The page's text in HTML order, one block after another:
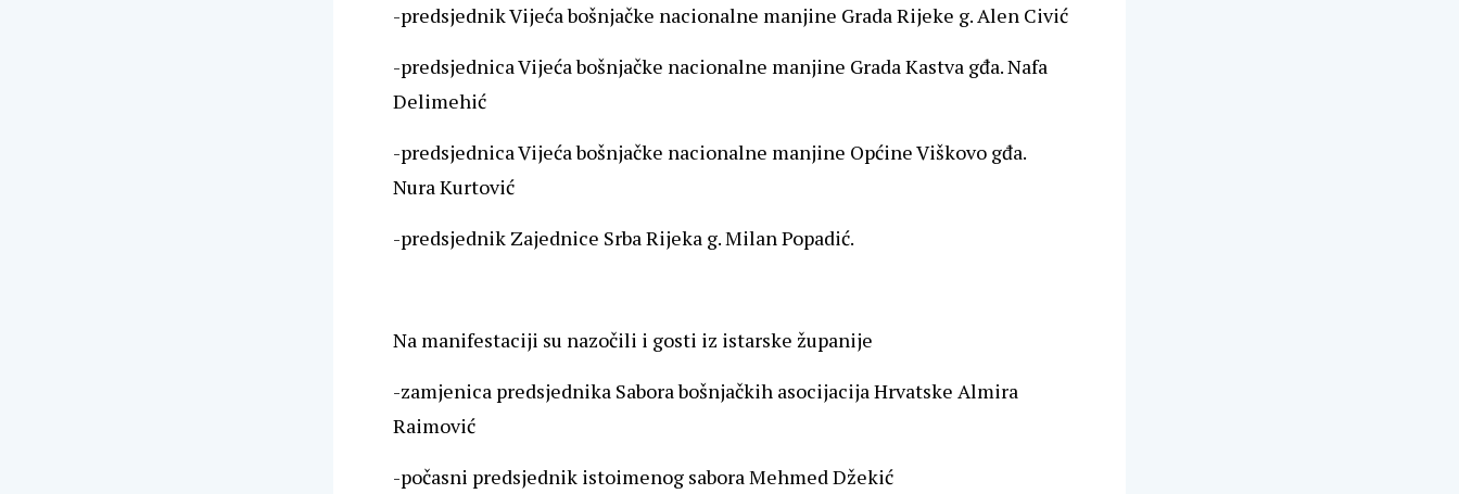
-predsjednik Vijeća bošnjačke nacionalne manjine Grada Rijeke g. Alen Civić
-predsjednica Vijeća bošnjačke nacionalne manjine Grada Kastva gđa. Nafa
Delimehić
-predsjednica Vijeća bošnjačke nacionalne manjine Općine Viškovo gđa.
Nura Kurtović
-predsjednik Zajednice Srba Rijeka g. Milan Popadić.
Na manifestaciji su nazočili i gosti iz istarske županije
-zamjenica predsjednika Sabora bošnjačkih asocijacija Hrvatske Almira
Raimović
-počasni predsjednik istoimenog sabora Mehmed Džekić